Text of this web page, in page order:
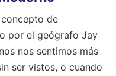
de
por el geógrafo Jay
nos sentimos más
ser vistos, o cuando